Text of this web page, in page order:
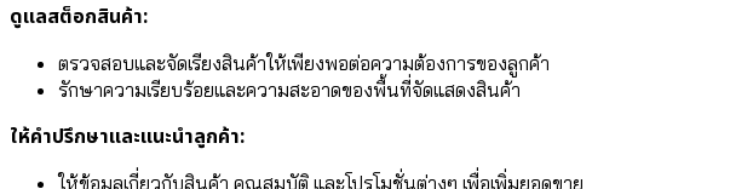
ดูแลสต็อกสินค้า:
ตรวจสอบและจัดเรียงสินค้าให้เพียงพอต่อความต้องการของลูกค้า
รักษาความเรียบร้อยและความสะอาดของพื้นที่จัดแสดงสินค้า
ให้คำปรึกษาและแนะนำลูกค้า:
ให้ข้อมูลเกี่ยวกับสินค้า คุณสมบัติ และโปรโมชั่นต่างๆ เพื่อเพิ่มยอดขาย